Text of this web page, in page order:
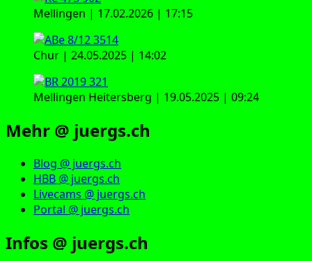
Mellingen | 17.02.2026 | 17:15
Chur | 24.05.2025 | 14:02
Mellingen Heitersberg | 19.05.2025 | 09:24
Mehr @ juergs.ch
Blog @ juergs.ch
HBB @ juergs.ch
Livecams @ juergs.ch
Portal @ juergs.ch
Infos @ juergs.ch